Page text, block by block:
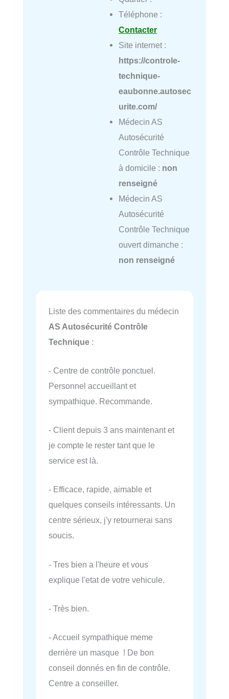
Téléphone :
Contacter
Site internet :
https://controle-
technique-
eaubonne.autosec
urite.com/
Médecin AS
Autosécurité
Contrôle Technique
à domicile : non
renseigné
Médecin AS
Autosécurité
Contrôle Technique
ouvert dimanche :
non renseigné
Liste des commentaires du médecin
AS Autosécurité Contrôle
Technique :
- Centre de contrôle ponctuel.
Personnel accueillant et
sympathique. Recommande.
- Client depuis 3 ans maintenant et
je compte le rester tant que le
service est là.
- Efficace, rapide, aimable et
quelques conseils intéressants. Un
centre sérieux, j'y retournerai sans
soucis.
- Tres bien a l'heure et vous
explique l'etat de votre vehicule.
- Très bien.
- Accueil sympathique meme
derrière un masque ! De bon
conseil donnés en fin de contrôle.
Centre a conseiller.